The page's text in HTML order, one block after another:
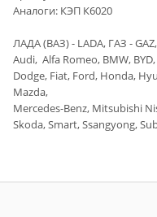
Аналоги: КЭП К6020
ЛАДА (ВАЗ) - LADA, ГАЗ -
Audi, Alfa Romeo, BMW,
Dodge, Fiat, Ford, Honda,
Mazda,
Mercedes-Benz, Mitsubishi
Skoda, Smart, Ssangyong,